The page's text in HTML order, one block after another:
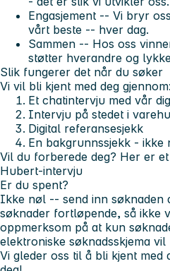
Engasjement -- Vi bryr
vårt beste -- hver dag.
Sammen -- Hos oss
støtter hverandre og
Slik fungerer det når du søker
Vi vil bli kjent med deg gjennom:
Et chatintervju med vår
Intervju på stedet i
Digital referansesjekk
En bakgrunnssjekk -
Vil du forberede deg? Her er et
Hubert-intervju
Er du spent?
Ikke nøl -- send inn søknaden
søknader fortløpende, så ikke
oppmerksom på at kun
elektroniske søknadsskjema vil
Vi gleder oss til å bli kjent